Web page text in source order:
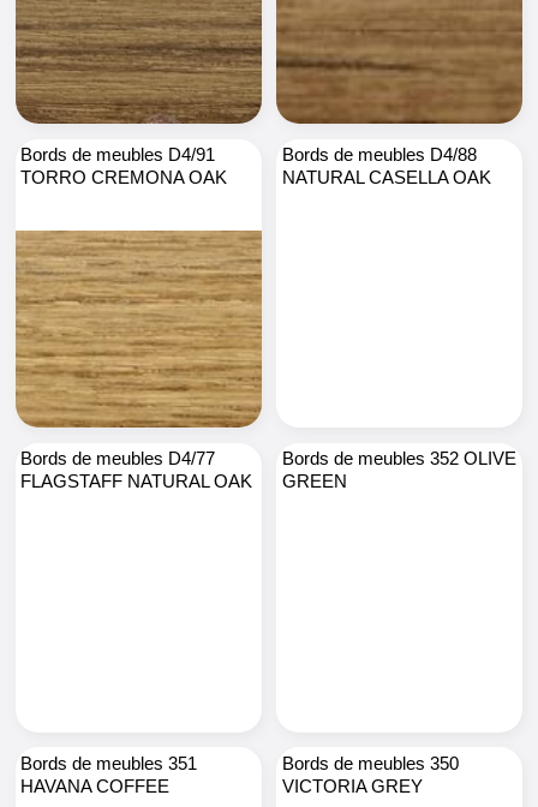
Bords de meubles D4/91
TORRO CREMONA OAK
Bords de meubles D4/88
NATURAL CASELLA OAK
Bords de meubles D4/77
FLAGSTAFF NATURAL OAK
Bords de meubles 352 OLIVE
GREEN
Bords de meubles 351
HAVANA COFFEE
Bords de meubles 350
VICTORIA GREY